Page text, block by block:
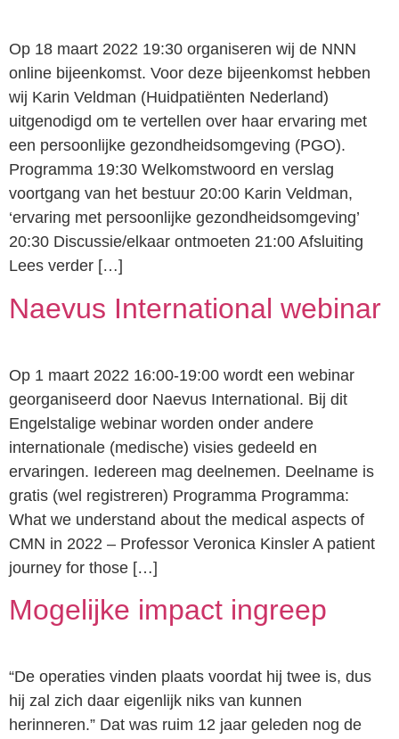
Op 18 maart 2022 19:30 organiseren wij de NNN
online bijeenkomst. Voor deze bijeenkomst hebben
wij Karin Veldman (Huidpatiënten Nederland)
uitgenodigd om te vertellen over haar ervaring met
een persoonlijke gezondheidsomgeving (PGO).
Programma 19:30 Welkomstwoord en verslag
voortgang van het bestuur 20:00 Karin Veldman,
‘ervaring met persoonlijke gezondheidsomgeving’
20:30 Discussie/elkaar ontmoeten 21:00 Afsluiting
Lees verder […]
Naevus International webinar
Op 1 maart 2022 16:00-19:00 wordt een webinar
georganiseerd door Naevus International. Bij dit
Engelstalige webinar worden onder andere
internationale (medische) visies gedeeld en
ervaringen. Iedereen mag deelnemen. Deelname is
gratis (wel registreren) Programma Programma:
What we understand about the medical aspects of
CMN in 2022 – Professor Veronica Kinsler A patient
journey for those […]
Mogelijke impact ingreep
“De operaties vinden plaats voordat hij twee is, dus
hij zal zich daar eigenlijk niks van kunnen
herinneren.” Dat was ruim 12 jaar geleden nog de